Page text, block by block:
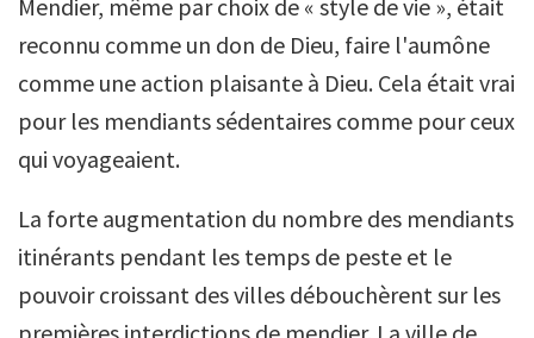
Mendier, même par choix de « style de vie », était
reconnu comme un don de Dieu, faire l'aumône
comme une action plaisante à Dieu. Cela était vrai
pour les mendiants sédentaires comme pour ceux
qui voyageaient.
La forte augmentation du nombre des mendiants
itinérants pendant les temps de peste et le
pouvoir croissant des villes débouchèrent sur les